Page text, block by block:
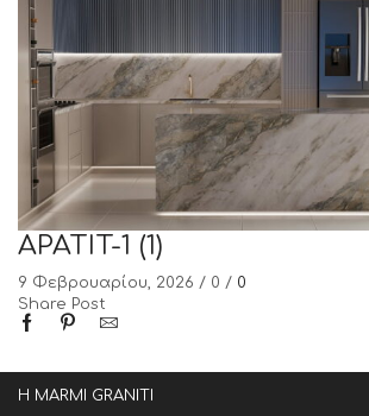
APATIT-1 (1)
9 Φεβρουαρίου, 2026 / 0 / 0
Share Post
Η MARMI GRANITI